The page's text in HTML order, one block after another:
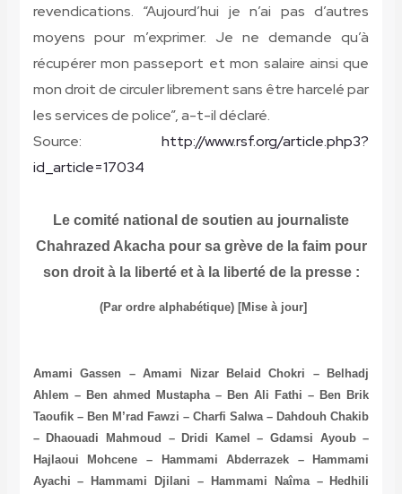
revendications. “Aujourd’hui je n’ai pas d’autres
moyens pour m’exprimer. Je ne demande qu’à
récupérer mon passeport et mon salaire ainsi que
mon droit de circuler librement sans être harcelé par
les services de police”, a-t-il déclaré.
Source:http://www.rsf.org/article.php3?
id_article=17034
Le comité national de soutien au journaliste
Chahrazed Akacha pour sa grève de la faim pour
son droit à la liberté et à la liberté de la presse :
(Par ordre alphabétique) [Mise à jour]
Amami Gassen – Amami Nizar Belaid Chokri – Belhadj
Ahlem – Ben ahmed Mustapha – Ben Ali Fathi – Ben Brik
Taoufik – Ben M’rad Fawzi – Charfi Salwa – Dahdouh Chakib
– Dhaouadi Mahmoud – Dridi Kamel – Gdamsi Ayoub –
Hajlaoui Mohcene – Hammami Abderrazek – Hammami
Ayachi – Hammami Djilani – Hammami Naîma – Hedhili